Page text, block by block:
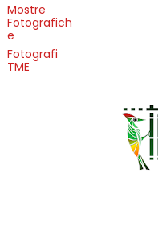
Mostre
Fotografich
e
Fotografi
TME